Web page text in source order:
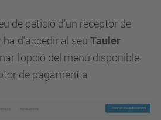
de petició d’un receptor de
d’accedir al seu Tauler
l’opció del menú disponible
de pagament a